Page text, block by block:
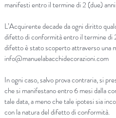
manifesti entro il termine di 2 (due)
L’Acquirente decade da ogni diritto
difetto di conformità entro il termine di
difetto è stato scoperto attraverso una
info@manuelabacchidecorazioni.com
In ogni caso, salvo prova contraria, si
che si manifestano entro 6 mesi dalla
tale data, a meno che tale ipotesi sia
con la natura del difetto di conformità.